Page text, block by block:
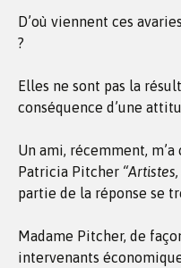
D’où viennent ces
?
Elles ne sont pas la
conséquence d’une
Un ami, récemment,
Patricia Pitcher
partie de la réponse se
Madame Pitcher, de
intervenants